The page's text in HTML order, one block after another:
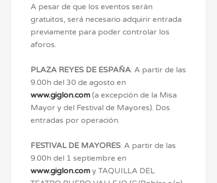
A pesar de que los eventos serán
gratuitos, será necesario adquirir entrada
previamente para poder controlar los
aforos.
PLAZA REYES DE ESPAÑA: A partir de las
9.00h del 30 de agosto en
www.giglon.com (a excepción de la Misa
Mayor y del Festival de Mayores). Dos
entradas por operación.
FESTIVAL DE MAYORES: A partir de las
9.00h del 1 septiembre en
www.giglon.com y TAQUILLA DEL